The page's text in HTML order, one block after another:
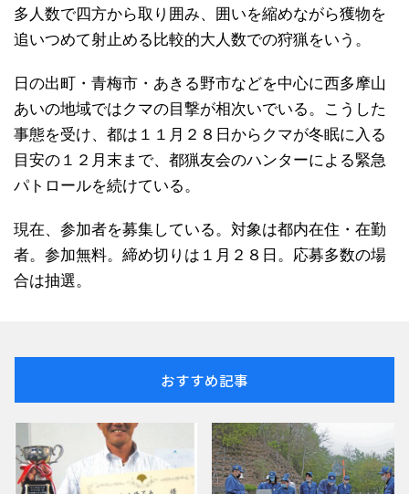
多人数で四方から取り囲み、囲いを縮めながら獲物を
追いつめて射止める比較的大人数での狩猟をいう。
日の出町・青梅市・あきる野市などを中心に西多摩山
あいの地域ではクマの目撃が相次いでいる。こうした
事態を受け、都は１１月２８日からクマが冬眠に入る
目安の１２月末まで、都猟友会のハンターによる緊急
パトロールを続けている。
現在、参加者を募集している。対象は都内在住・在勤
者。参加無料。締め切りは１月２８日。応募多数の場
合は抽選。
おすすめ記事